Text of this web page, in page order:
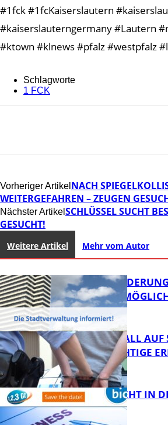
#1fck #1fcKaiserslautern
#kaiserslauterngermany #Lautern
#ktown #klnews #pfalz #westpfalz
Schlagworte
1 FCK
Vorheriger Artikel NACH
WEITERGEFAHREN – ZEUGEN
Nächster Artikel SCHLÜSSEL SUCHT
GESUCHT!
Weitere Artikel Mehr vom Autor
FB Kultur
WEITERHIN
RAUBÜBERFALL AUF
TATVERDÄCHTIGE
1,2,3 GO® GEHT IN